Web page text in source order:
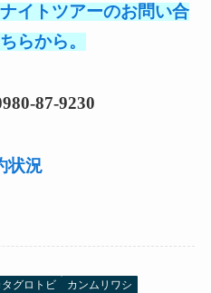
イトツアーのお問い合
らから。
87-9230
状況
タグロトビ
カンムリワシ